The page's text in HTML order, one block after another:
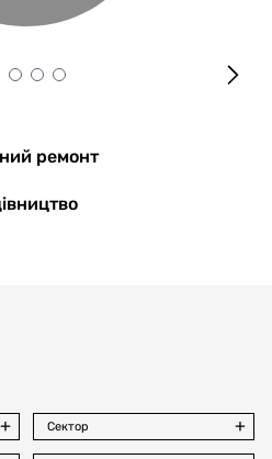
ремонт
Сектор